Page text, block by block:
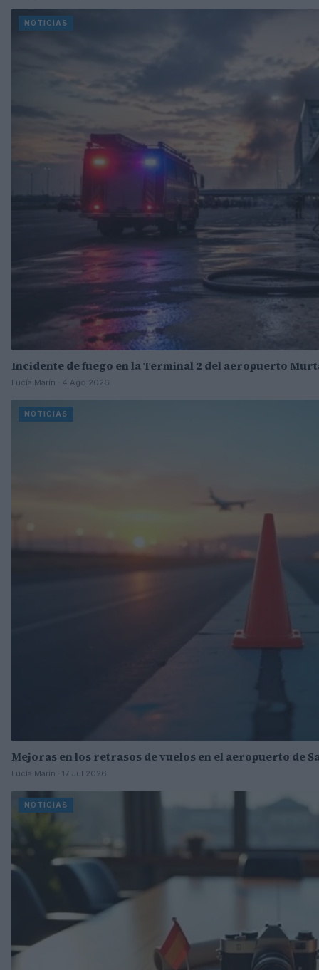
NOTICIAS
Incidente de fuego en la Terminal 2 del aeropuerto
Lucía Marín · 4 Ago 2026
NOTICIAS
Mejoras en los retrasos de vuelos en el aeropuerto de
Lucía Marín · 17 Jul 2026
NOTICIAS